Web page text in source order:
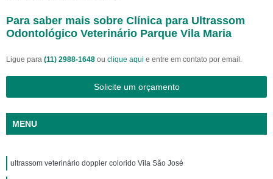
Para saber mais sobre Clínica para Ultrassom
Odontológico Veterinário Parque Vila Maria
Ligue para (11) 2988-1648 ou clique aqui e entre em contato por email.
Solicite um orçamento
MENU
ultrassom veterinário doppler colorido Vila São José